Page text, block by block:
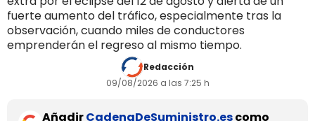
fuerte aumento del tráfico, especialmente tras la
observación, cuando miles de conductores
emprenderán el regreso al mismo tiempo.
Redacción
09/08/2026 a las 7:25 h
AñadirCadenaDeSuministro.escomo